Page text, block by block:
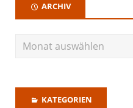
ARCHIV
KATEGORIEN